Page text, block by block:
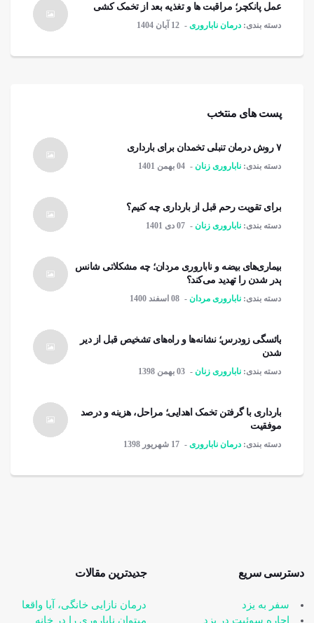
عمل پانکچر؛ مراقبت ها و تغذیه بعد از تخمک کشی
دسته بندی: درمان ناباروری 12 آبان 1404
پست های منتخب
۷ روش درمان تنبلی تخمدان برای بارداری
دسته بندی: ناباروری زنان 04 بهمن 1401
برای تقویت رحم قبل از بارداری چه کنیم؟
دسته بندی: ناباروری زنان 07 دی 1401
بیماری‌های بیضه و ناباروری مردان؛ چه مشکلاتی شانس
پدر شدن را تهدید می‌کند؟
دسته بندی: ناباروری مردان 08 اسفند 1400
یائسگی زودرس؛ نشانه‌ها و راه‌های تشخیص قبل از دیر
شدن
دسته بندی: ناباروری زنان 03 بهمن 1398
بارداری با گرفتن تخمک اهدایی؛ مراحل، هزینه و درصد
موفقیت
دسته بندی: درمان ناباروری 17 شهریور 1398
دسترسی سریع
سفر به یزد
اجاره سوئیت در یزد
جدیدترین مقالات
درمان نازایی خانگی، آیا واقعا
می‎توان ناباروری را در خانه